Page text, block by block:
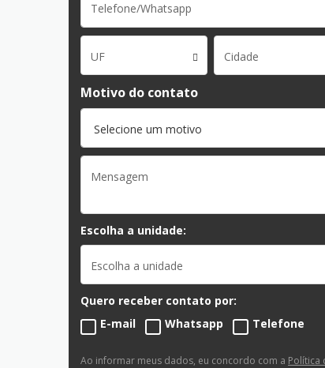
UF Cidade
Motivo do contato
Escolha a unidade:
Escolha a unidade
Quero receber contato por:
E-mail
Whatsapp Telefone
Ao informar meus dados, eu concordo com a Política